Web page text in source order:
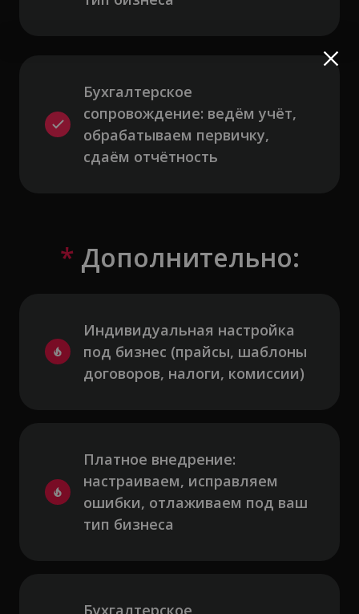
Бухгалтерское
сопровождение: ведём учёт,
обрабатываем первичку,
сдаём отчётность
* Дополнительно:
Индивидуальная настройка
под бизнес (прайсы, шаблоны
договоров, налоги, комиссии)
Платное внедрение:
настраиваем, исправляем
ошибки, отлаживаем под ваш
тип бизнеса
Бухгалтерское